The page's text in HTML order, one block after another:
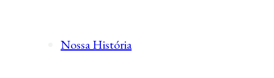
Nossa História